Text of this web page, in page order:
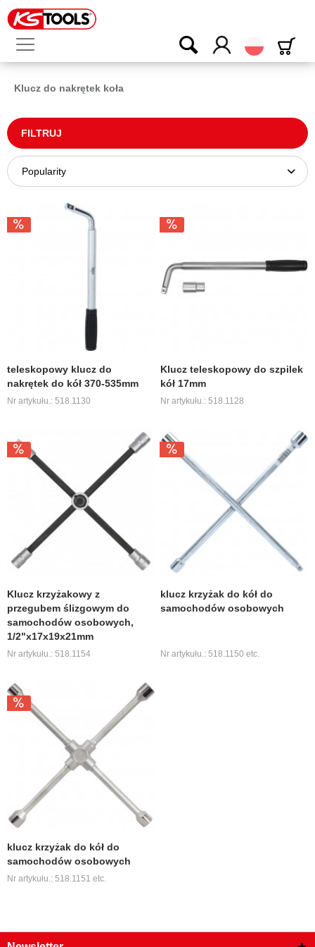
Polski
Klucz do nakrętek koła
FILTRUJ
teleskopowy klucz do
nakrętek do kół 370-535mm
Nr artykułu.: 518.1130
Klucz teleskopowy do szpilek
kół 17mm
Nr artykułu.: 518.1128
Klucz krzyżakowy z
przegubem ślizgowym do
samochodów osobowych,
1/2"x17x19x21mm
Nr artykułu.: 518.1154
klucz krzyżak do kół do
samochodów osobowych
Nr artykułu.: 518.1150 etc.
klucz krzyżak do kół do
samochodów osobowych
Nr artykułu.: 518.1151 etc.